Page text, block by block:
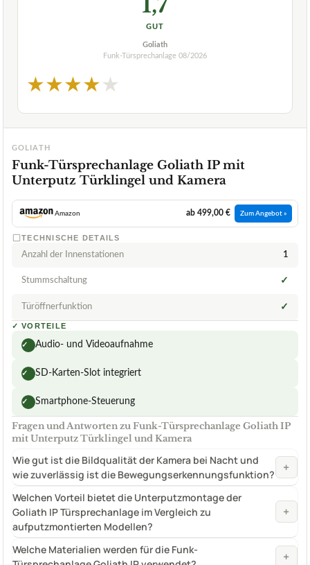
GUT
Goliath
Funk-Türsprechanlage 08/2026
★★★★★
GOLIATH
Funk-Türsprechanlage Goliath IP mit
Unterputz Türklingel und Kamera
Amazon ab 499,00 € Zum Angebot »
TECHNISCHE DETAILS
Anzahl der Innenstationen 1
Stummschaltung ✓
Türöffnerfunktion ✓
✓ VORTEILE
✓ Audio- und Videoaufnahme
✓ SD-Karten-Slot integriert
✓ Smartphone-Steuerung
Fragen und Antworten zu Funk-Türsprechanlage Goliath IP
mit Unterputz Türklingel und Kamera
Wie gut ist die Bildqualität der Kamera bei Nacht und
wie zuverlässig ist die Bewegungserkennungsfunktion?
+
Welchen Vorteil bietet die Unterputzmontage der
Goliath IP Türsprechanlage im Vergleich zu
aufputzmontierten Modellen?
+
Welche Materialien werden für die Funk-
+